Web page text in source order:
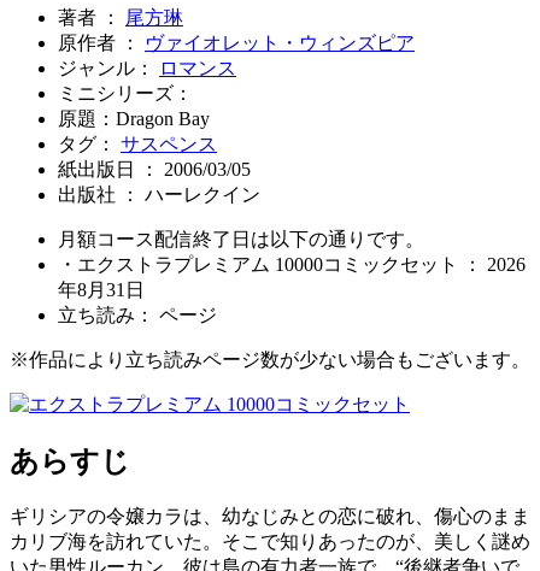
著者 ：
尾方琳
原作者 ：
ヴァイオレット・ウィンズピア
ジャンル：
ロマンス
ミニシリーズ：
原題：Dragon Bay
タグ： サスペンス
紙出版日 ： 2006/03/05
出版社 ： ハーレクイン
月額コース配信終了日は以下の通りです。
・エクストラプレミアム 10000コミックセット ： 2026
年8月31日
立ち読み： ページ
※作品により立ち読みページ数が少ない場合もございます。
あらすじ
ギリシアの令嬢カラは、幼なじみとの恋に破れ、傷心のまま
カリブ海を訪れていた。そこで知りあったのが、美しく謎め
いた男性ルーカン。彼は島の有力者一族で、“後継者争いで